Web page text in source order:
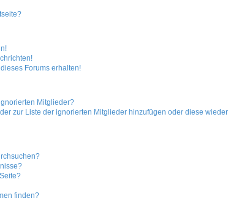
Forums erhalten!
Mitglieder?
zur Liste der ignorierten Mitglieder hinzufügen oder diese wieder
finden?